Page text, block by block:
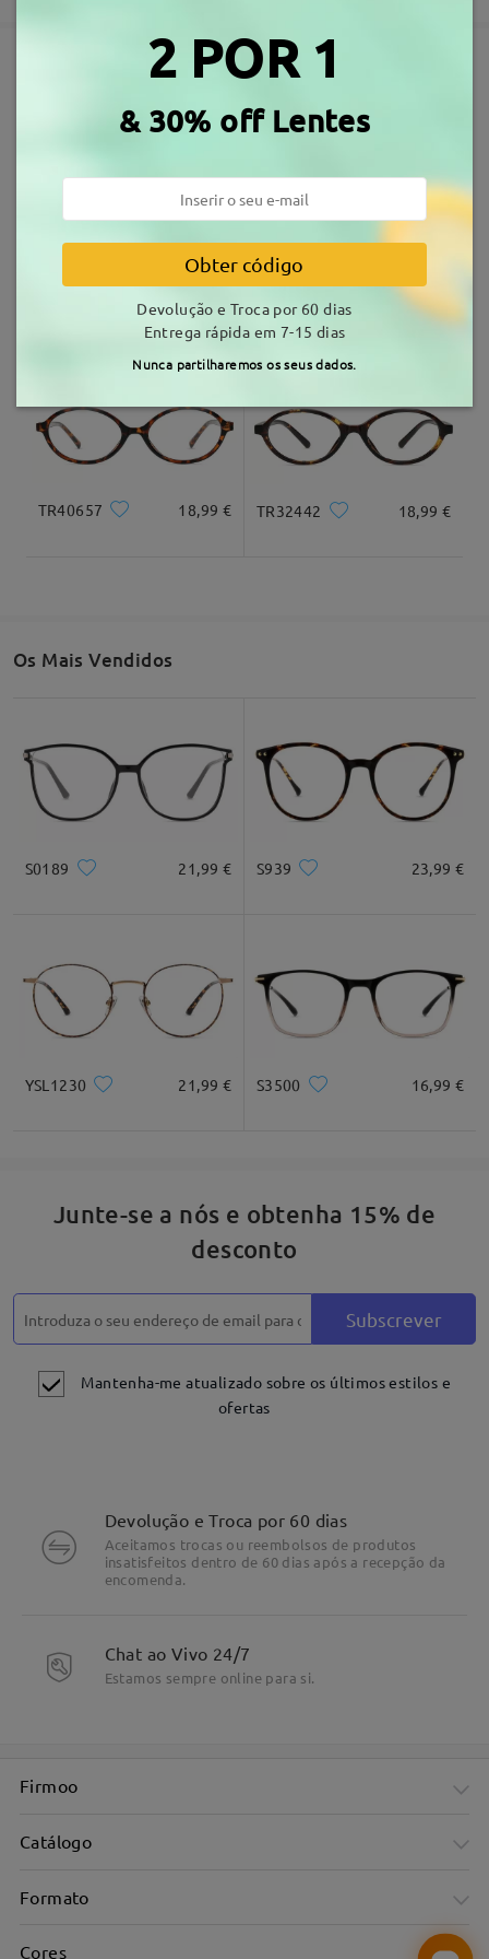
tempo de envio
Entrega
23,99 € M37599 14,99 €
TR40657 18,99 € TR32442 18,99 €
Os Mais Vendidos
S0189 21,99 € S939 23,99 €
YSL1230 21,99 € S3500 16,99 €
Junte-se a nós e obtenha 15% de
desconto
Subscrever
Mantenha-me atualizado sobre os últimos estilos e
ofertas
Devolução e Troca por 60 dias
Aceitamos trocas ou reembolsos de produtos
insatisfeitos dentro de 60 dias após a recepção da
encomenda.
Chat ao Vivo 24/7
Estamos sempre online para si.
Firmoo
Catálogo
Formato
Cores
2 POR 1
& 30% off Lentes
Obter código
Devolução e Troca por 60 dias
Entrega rápida em 7-15 dias
Nunca partilharemos os seus dados.